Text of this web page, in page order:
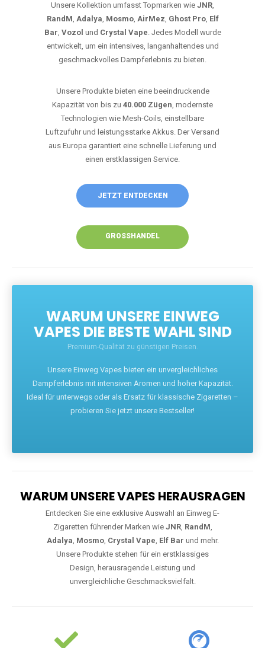
Unsere Kollektion umfasst Topmarken wie JNR,
RandM, Adalya, Mosmo, AirMez, Ghost Pro, Elf
Bar, Vozol und Crystal Vape. Jedes Modell wurde
entwickelt, um ein intensives, langanhaltendes und
geschmackvolles Dampferlebnis zu bieten.
Unsere Produkte bieten eine beeindruckende
Kapazität von bis zu 40.000 Zügen, modernste
Technologien wie Mesh-Coils, einstellbare
Luftzufuhr und leistungsstarke Akkus. Der Versand
aus Europa garantiert eine schnelle Lieferung und
einen erstklassigen Service.
JETZT ENTDECKEN
GROSSHANDEL
WARUM UNSERE EINWEG
VAPES DIE BESTE WAHL SIND
Premium-Qualität zu günstigen Preisen.
Unsere Einweg Vapes bieten ein unvergleichliches
Dampferlebnis mit intensiven Aromen und hoher Kapazität.
Ideal für unterwegs oder als Ersatz für klassische Zigaretten –
probieren Sie jetzt unsere Bestseller!
WARUM UNSERE VAPES HERAUSRAGEN
Entdecken Sie eine exklusive Auswahl an Einweg E-
Zigaretten führender Marken wie JNR, RandM,
Adalya, Mosmo, Crystal Vape, Elf Bar und mehr.
Unsere Produkte stehen für ein erstklassiges
Design, herausragende Leistung und
unvergleichliche Geschmacksvielfalt.